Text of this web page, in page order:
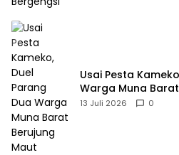
Usai Pesta
Warga Muna
13 Juli 2026 0